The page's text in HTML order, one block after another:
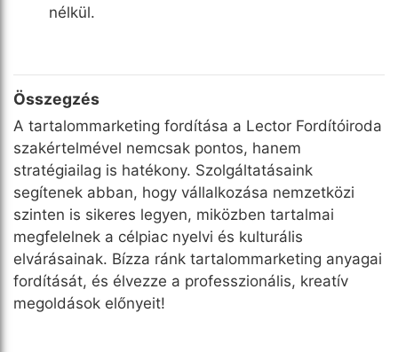
nélkül.
Összegzés
A tartalommarketing fordítása a Lector Fordítóiroda
szakértelmével nemcsak pontos, hanem
stratégiailag is hatékony. Szolgáltatásaink
segítenek abban, hogy vállalkozása nemzetközi
szinten is sikeres legyen, miközben tartalmai
megfelelnek a célpiac nyelvi és kulturális
elvárásainak. Bízza ránk tartalommarketing anyagai
fordítását, és élvezze a professzionális, kreatív
megoldások előnyeit!